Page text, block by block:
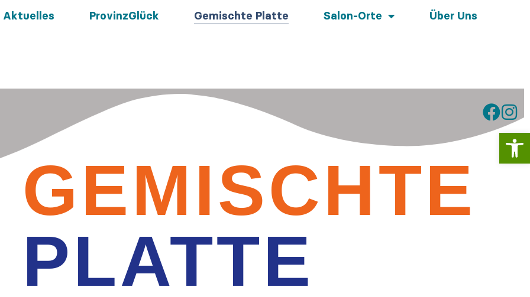
Aktuelles ProvinzGlück Gemischte Platte Salon-Orte Über Uns
GEMISCHTE
PLATTE